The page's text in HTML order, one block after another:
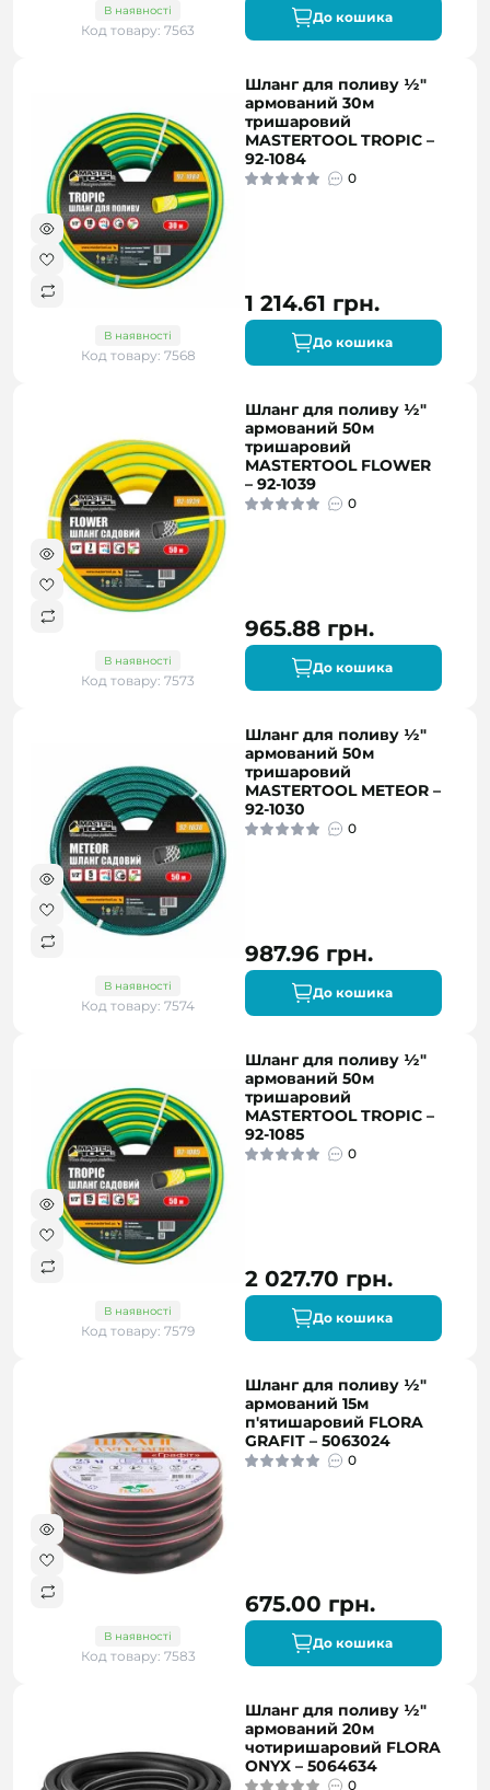
В наявності
Код товару: 7563
До кошика
В наявності
Код товару: 7568
Шланг для поливу ½"
армований 30м
тришаровий
MASTERTOOL TROPIC –
92-1084
0
1 214.61 грн.
До кошика
В наявності
Код товару: 7573
Шланг для поливу ½"
армований 50м
тришаровий
MASTERTOOL FLOWER
– 92-1039
0
965.88 грн.
До кошика
В наявності
Код товару: 7574
Шланг для поливу ½"
армований 50м
тришаровий
MASTERTOOL METEOR –
92-1030
0
987.96 грн.
До кошика
В наявності
Код товару: 7579
Шланг для поливу ½"
армований 50м
тришаровий
MASTERTOOL TROPIC –
92-1085
0
2 027.70 грн.
До кошика
В наявності
Код товару: 7583
Шланг для поливу ½"
армований 15м
п'ятишаровий FLORA
GRAFIT – 5063024
0
675.00 грн.
До кошика
Шланг для поливу ½"
армований 20м
чотиришаровий FLORA
ONYX – 5064634
0